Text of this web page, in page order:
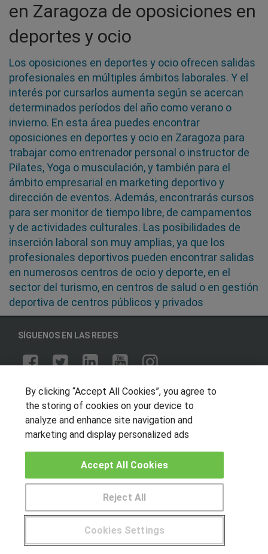
en Zaragoza de oposiciones en
deportes y ocio
Los oposiciones en deportes y ocio ofrecen salidas
profesionales en múltiples ámbitos laborales. Y el
interés por cursarlos aumenta según se acercan
determinados períodos del año como verano o
invierno. En esta área puedes encontrar
oposiciones en deportes y ocio en Zaragoza para
trabajar como entrenador personal o instructor de
Pilates, Yoga o musculación, y también para el
ámbito empresarial en marketing deportivo y
dirección de eventos. Además, encontrarás cursos
para ser monitor de tiempo libre, de campamentos
y de actividades culturales. Las posibilidades de
inserción laboral son muy amplias, ya que los
profesionales deportivos pueden encontrar salidas
en numerosos centros de ocio y deporte, en el
sector del turismo, en centros de salud o en gestión
deportiva de centros públicos y privados
SÍGUENOS EN LAS REDES
OTROS GRUPOS DE INTERES
Muro de los idiomas
Hablemos de empleo
Locos por las becas
CENTROS DE FORMACIÓN
¿Tienes alguna duda? 900 264 357
By clicking “Accept All Cookies”, you agree to
the storing of cookies on your device to
analyze and enhance site navigation and
marketing and display personalized ads
Cookies Settings
Reject All
Accept All Cookies